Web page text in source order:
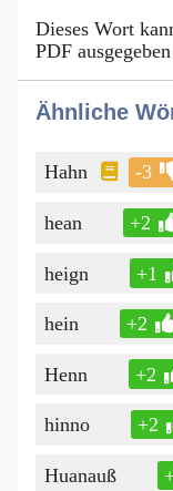
Dieses Wort
PDF
Ähnliche
Hahn -3
hean +2
heign +1
hein +2
Henn +2
hinno +2
Huanauß